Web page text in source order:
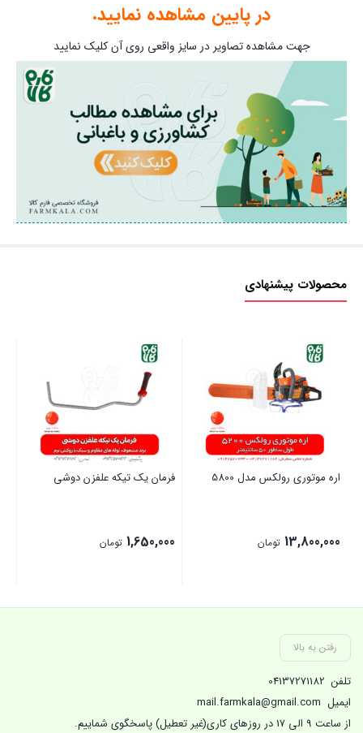
در پایین مشاهده نمایید.
جهت مشاهده تصاویر در سایز واقعی روی آن کلیک نمایید
محصولات پیشنهادی
اره موتوری رولکس مدل 5800
13,800,000 تومان
فرمان یک تیکه علفزن دوشی
1,650,000 تومان
رفتن به بالا
تلفن 04137271182
ایمیل mail.farmkala@gmail.com
از ساعت 9 الی 17 در روزهای کاری(غیر تعطیل) پاسخگوی شماییم.